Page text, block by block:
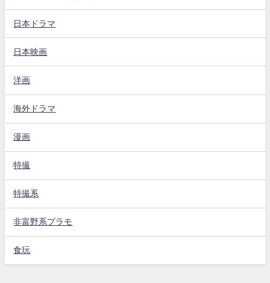
日本ドラマ
日本映画
洋画
海外ドラマ
漫画
特撮
特撮系
非富野系プラモ
食玩